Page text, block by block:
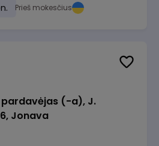
Prieš mokesčius
(-a), J.
Jonava